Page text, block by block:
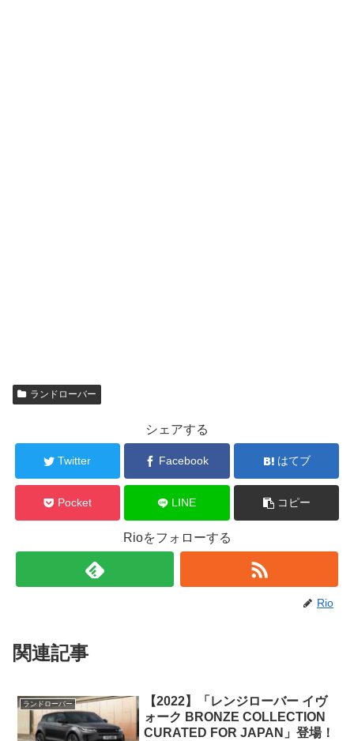
ランドローバー
シェアする
Twitter Facebook はてブ
Pocket LINE コピー
Rioをフォローする
Rio
関連記事
ランドローバー
【2022】「レンジローバー イヴ
ォーク BRONZE COLLECTION
CURATED FOR JAPAN」登場！